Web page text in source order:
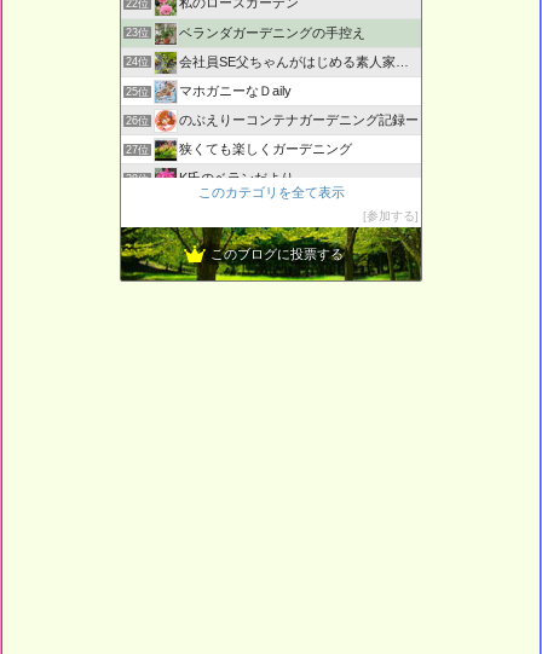
22位 私のローズガーデン
23位 ベランダガーデニングの手控え
24位 会社員SE父ちゃんがはじめる素人家庭菜園日記
25位 マホガニーなＤaily
26位 のぶえりーコンテナガーデニング記録ー
27位 狭くても楽しくガーデニング
28位 K氏のベランだより
〜ベランダガーデニングの始め方〜
30位 くろねこさんち
このカテゴリを全て表示
参加する
このブログに投票する